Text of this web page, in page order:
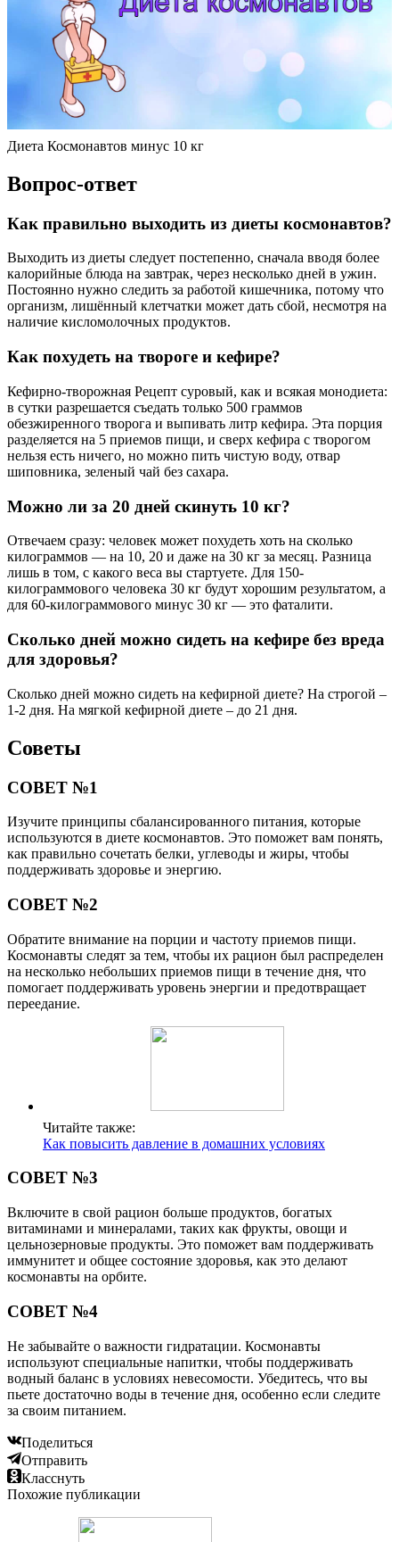
Диета Космонавтов минус 10 кг
Вопрос-ответ
Как правильно выходить из диеты космонавтов?
Выходить из диеты следует постепенно, сначала вводя более
калорийные блюда на завтрак, через несколько дней в ужин.
Постоянно нужно следить за работой кишечника, потому что
организм, лишённый клетчатки может дать сбой, несмотря на
наличие кисломолочных продуктов.
Как похудеть на твороге и кефире?
Кефирно-творожная Рецепт суровый, как и всякая монодиета:
в сутки разрешается съедать только 500 граммов
обезжиренного творога и выпивать литр кефира. Эта порция
разделяется на 5 приемов пищи, и сверх кефира с творогом
нельзя есть ничего, но можно пить чистую воду, отвар
шиповника, зеленый чай без сахара.
Можно ли за 20 дней скинуть 10 кг?
Отвечаем сразу: человек может похудеть хоть на сколько
килограммов — на 10, 20 и даже на 30 кг за месяц. Разница
лишь в том, с какого веса вы стартуете. Для 150-
килограммового человека 30 кг будут хорошим результатом, а
для 60-килограммового минус 30 кг — это фаталити.
Сколько дней можно сидеть на кефире без вреда
для здоровья?
Сколько дней можно сидеть на кефирной диете? На строгой –
1-2 дня. На мягкой кефирной диете – до 21 дня.
Советы
СОВЕТ №1
Изучите принципы сбалансированного питания, которые
используются в диете космонавтов. Это поможет вам понять,
как правильно сочетать белки, углеводы и жиры, чтобы
поддерживать здоровье и энергию.
СОВЕТ №2
Обратите внимание на порции и частоту приемов пищи.
Космонавты следят за тем, чтобы их рацион был распределен
на несколько небольших приемов пищи в течение дня, что
помогает поддерживать уровень энергии и предотвращает
переедание.
Читайте также:
Как повысить давление в домашних условиях
СОВЕТ №3
Включите в свой рацион больше продуктов, богатых
витаминами и минералами, таких как фрукты, овощи и
цельнозерновые продукты. Это поможет вам поддерживать
иммунитет и общее состояние здоровья, как это делают
космонавты на орбите.
СОВЕТ №4
Не забывайте о важности гидратации. Космонавты
используют специальные напитки, чтобы поддерживать
водный баланс в условиях невесомости. Убедитесь, что вы
пьете достаточно воды в течение дня, особенно если следите
за своим питанием.
Поделиться
Отправить
Класснуть
Похожие публикации